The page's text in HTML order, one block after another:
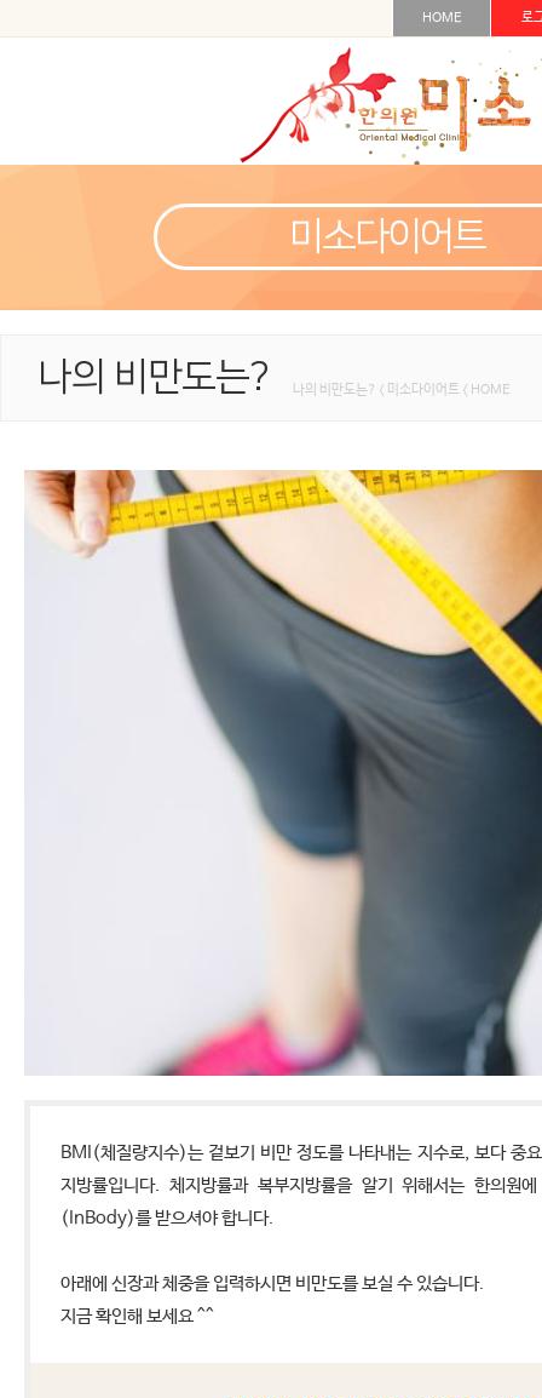
HOME 로
미소다이어트
나의 비만도는? 나의 비만도는? < 미소다이어트 < HOME
BMI(체질량지수)는 겉보기 비만 정도를 나타내는 지수로, 보다 중
지방률입니다. 체지방률과 복부지방률을 알기 위해서는 한의원
(InBody)를 받으셔야 합니다.
아래에 신장과 체중을 입력하시면 비만도를 보실 수 있습니다.
지금 확인해 보세요 ^^